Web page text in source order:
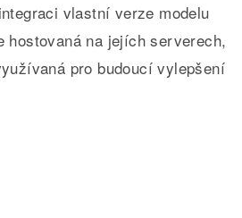
vlastní verze modelu
hostovaná na jejích serverech,
pro budoucí vylepšení